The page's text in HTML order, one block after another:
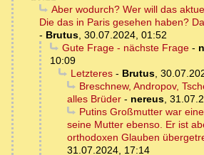
Aber wodurch? Wer will das
Die das in Paris gesehen haben?
- Brutus, 30.07.2024, 01:52
Gute Frage - nächste Frage-
10:09
Letzteres- Brutus,
Breschnew, Andropov,
alles Brüder - nereus,
Putins Großmutter war
seine Mutter ebenso. Er ist
orthodoxen Glauben
31.07.2024, 17:14